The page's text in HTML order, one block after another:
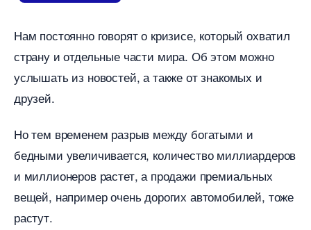
Нам постоянно говорят о кризисе, который охватил
страну и отдельные части мира. Об этом можно
услышать из новостей, а также от знакомых и
друзей.
Но тем временем разрыв между богатыми и
едными увеличивается, количество миллиардеро
и миллионеров растет, а продажи премиальных
ещей, например очень дорогих автомобилей, тоже
растут.